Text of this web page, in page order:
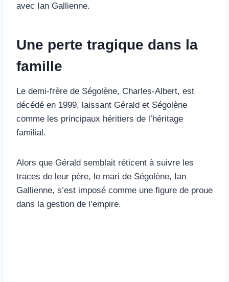
avec Ian Gallienne.
Une perte tragique dans la
famille
Le demi-frère de Ségolène, Charles-Albert, est
décédé en 1999, laissant Gérald et Ségolène
comme les principaux héritiers de l’héritage
familial.
Alors que Gérald semblait réticent à suivre les
traces de leur père, le mari de Ségolène, Ian
Gallienne, s’est imposé comme une figure de proue
dans la gestion de l’empire.